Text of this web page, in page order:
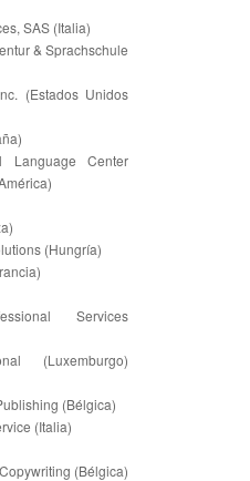
SAS (Italia)
& Sprachschule
(Estados Unidos
Language Center
(Hungría)
Services
(Luxemburgo)
(Bélgica)
(Italia)
(Bélgica)